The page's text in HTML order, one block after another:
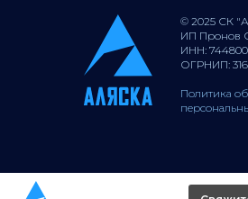
© 2025 СК
ИП Пронов
ИНН:
ОГРНИП:
Политика